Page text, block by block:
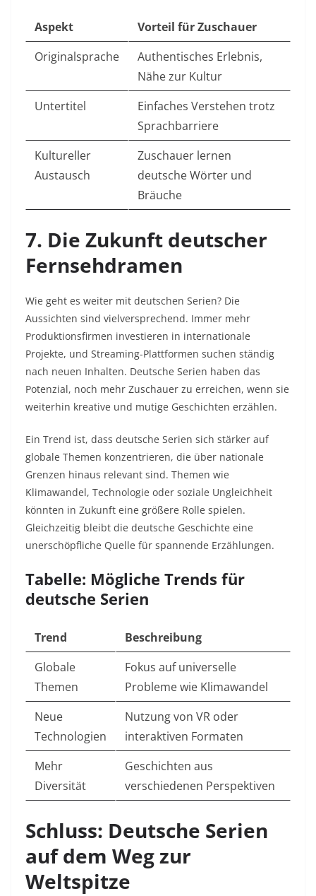
Aspekt
Vorteil für Zuschauer
Originalsprache
Authentisches Erlebnis,
Nähe zur Kultur
Untertitel
Einfaches Verstehen trotz
Sprachbarriere
Kultureller
Austausch
Zuschauer lernen
deutsche Wörter und
Bräuche
7. Die Zukunft deutscher
Fernsehdramen
Wie geht es weiter mit deutschen Serien? Die
Aussichten sind vielversprechend. Immer mehr
Produktionsfirmen investieren in internationale
Projekte, und Streaming-Plattformen suchen ständig
nach neuen Inhalten. Deutsche Serien haben das
Potenzial, noch mehr Zuschauer zu erreichen, wenn sie
weiterhin kreative und mutige Geschichten erzählen.
Ein Trend ist, dass deutsche Serien sich stärker auf
globale Themen konzentrieren, die über nationale
Grenzen hinaus relevant sind. Themen wie
Klimawandel, Technologie oder soziale Ungleichheit
könnten in Zukunft eine größere Rolle spielen.
Gleichzeitig bleibt die deutsche Geschichte eine
unerschöpfliche Quelle für spannende Erzählungen.
Tabelle: Mögliche Trends für
deutsche Serien
Trend
Beschreibung
Globale
Themen
Fokus auf universelle
Probleme wie Klimawandel
Neue
Technologien
Nutzung von VR oder
interaktiven Formaten
Mehr
Diversität
Geschichten aus
verschiedenen Perspektiven
Schluss: Deutsche Serien
auf dem Weg zur
Weltspitze